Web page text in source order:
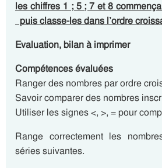
les chiffres 1 ; 5 ; 7 et 8
puis classe-les dans l’ordre
Evaluation, bilan à imprimer
Compétences évaluées
Ranger des nombres par ordre
Savoir comparer des nombres
Utiliser les signes <, >, = pour
Range correctement les
séries suivantes.